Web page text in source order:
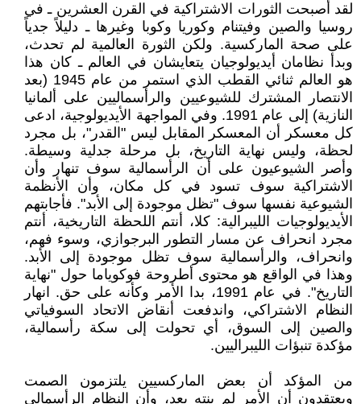
لقد أصبحت الثورات الاشتراكية في القرن العشرين ـ في
روسيا والصين وفيتنام وكوريا وكوبا وغيرها ـ دليلاً جدياً
على صحة الماركسية. ولكن الثورة العالمية لم تحدث،
وبدأ نظامان أيديولوجيان يتعايشان في العالم ـ كان هذا
هو العالم ثنائي القطب الذي استمر من عام 1945 (بعد
الانتصار المشترك للشيوعيين والرأسماليين على ألمانيا
النازية) إلى عام 1991. وفي المواجهة الأيديولوجية، ادعى
كل معسكر أن المعسكر المقابل ليس "القدر"، بل مجرد
لحظة، وليس نهاية التاريخ، بل مرحلة جدلية وسيطة.
وأصر الشيوعيون على أن الرأسمالية سوف تنهار وأن
الاشتراكية سوف تسود في كل مكان، وأن الأنظمة
الشيوعية نفسها سوف "تظل موجودة إلى الأبد". فأجابتهم
الأيديولوجيات الليبرالية: كلا، أنتم اللحظة التاريخية، أنتم
مجرد انحراف عن مسار التطور البرجوازي، وسوء فهم،
وانحراف، والرأسمالية سوف تظل موجودة إلى الأبد.
وهذا في الواقع هو محتوى أطروحة فوكوياما حول "نهاية
التاريخ". في عام 1991، بدا الأمر وكأنه على حق. انهار
النظام الاشتراكي، واندفعت أنقاض الاتحاد السوفياتي
والصين إلى السوق، أي تحولت إلى سكة رأسمالية،
مؤكدة تنبؤات الليبراليين.
من المؤكد أن بعض الماركسيين يلتزمون الصمت
ويعتقدون أن الأمر لم ينته بعد، وأن النظام الرأسمالي